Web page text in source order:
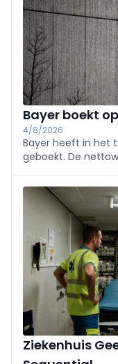
Bayer boekt
4/8/2026
Bayer heeft in het
geboekt. De
De winst is te
kosten voor
Ziekenhuis